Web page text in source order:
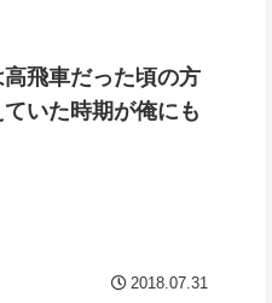
高飛車だった頃の方
いた時期が俺にも
2018.07.31